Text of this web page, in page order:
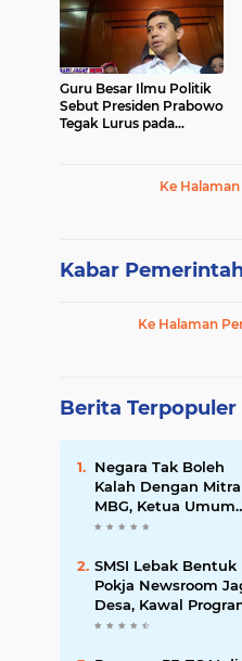
Guru Besar Ilmu Politik
Sebut Presiden Prabowo
Tegak Lurus pada
Ke
Kabar
Ke Halaman
Berita Terpopuler
Negara Tak Boleh
Kalah Dengan Mitra
MBG, Ketua Umum
APKLI-P: Silahkan
Kantin Sekolah
SMSI Lebak Bentuk
Pokja Newsroom
Desa, Kawal
Desa Agar Bisa Maju